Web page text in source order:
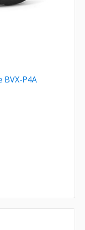
BVX-P4A